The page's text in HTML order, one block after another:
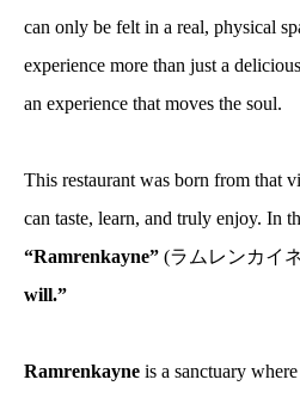
can only be felt in a real, physical
experience more than just a
an experience that moves the soul.
This restaurant was born from that
can taste, learn, and truly enjoy. In
“Ramrenkayne” (ラムレンカイ
will.”
Ramrenkayne is a sanctuary